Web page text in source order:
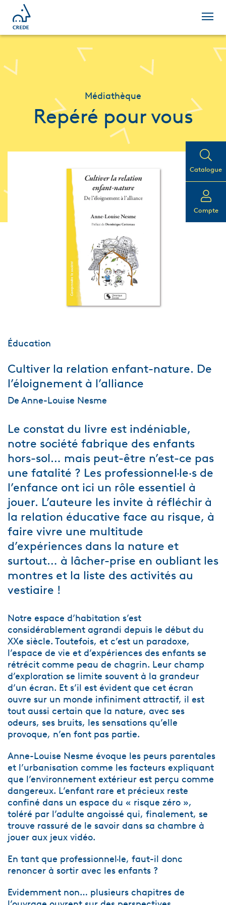
Catalogue
Compte
Médiathèque
Repéré pour vous
Éducation
Cultiver la relation enfant-nature. De
l’éloignement à l’alliance
De Anne-Louise Nesme
Le constat du livre est indéniable,
notre société fabrique des enfants
hors-sol… mais peut-être n’est-ce pas
une fatalité ? Les professionnel·le·s de
l’enfance ont ici un rôle essentiel à
jouer. L’auteure les invite à réfléchir à
la relation éducative face au risque, à
faire vivre une multitude
d’expériences dans la nature et
surtout… à lâcher-prise en oubliant les
montres et la liste des activités au
vestiaire !
Notre espace d’habitation s’est
considérablement agrandi depuis le début du
XXe siècle. Toutefois, et c’est un paradoxe,
l’espace de vie et d’expériences des enfants se
rétrécit comme peau de chagrin. Leur champ
d’exploration se limite souvent à la grandeur
d’un écran. Et s’il est évident que cet écran
ouvre sur un monde infiniment attractif, il est
tout aussi certain que la nature, avec ses
odeurs, ses bruits, les sensations qu’elle
provoque, n’en font pas partie.
Anne-Louise Nesme évoque les peurs parentales
et l’urbanisation comme les facteurs expliquant
que l’environnement extérieur est perçu comme
dangereux. L’enfant rare et précieux reste
confiné dans un espace du « risque zéro »,
toléré par l’adulte angoissé qui, finalement, se
trouve rassuré de le savoir dans sa chambre à
jouer aux jeux vidéo.
En tant que professionnel·le, faut-il donc
renoncer à sortir avec les enfants ?
Evidemment non… plusieurs chapitres de